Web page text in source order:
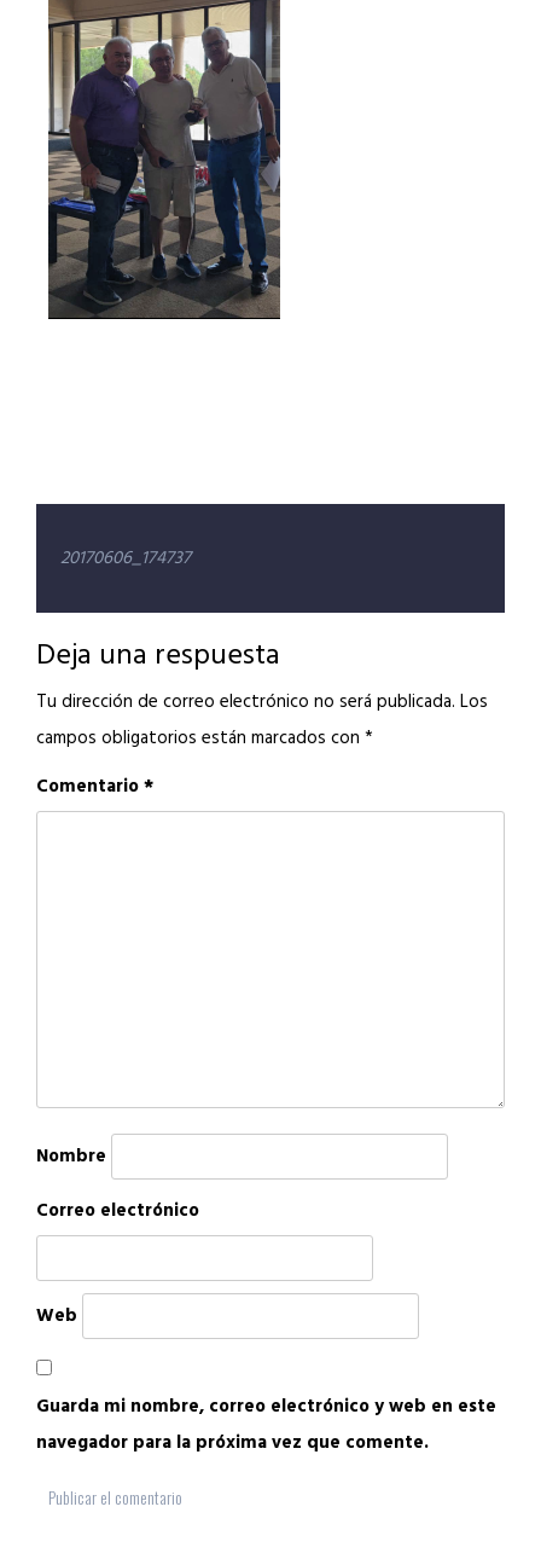
Navegación
de
entradas
20170606_174737
Deja una respuesta
Tu dirección de correo electrónico no será publicada. Los
campos obligatorios están marcados con *
Comentario*
Nombre
Correo electrónico
Web
Guarda mi nombre, correo electrónico y web en este
navegador para la próxima vez que comente.